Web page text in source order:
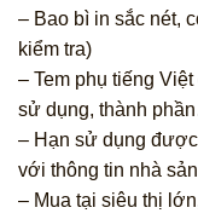
– Bao bì in sắc nét,
kiểm tra)
– Tem phụ tiếng
sử dụng, thành
– Hạn sử dụng
với thông tin nhà
– Mua tại siêu thị